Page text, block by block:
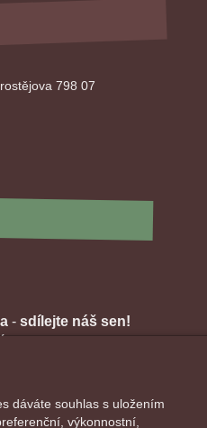
798 07
- sdílejte náš sen!
dáváte souhlas s uložením
výkonnostní,